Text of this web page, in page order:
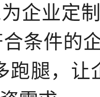
企业定
条件的
跑腿，